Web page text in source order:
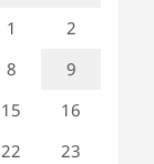
1
2
8
9
15
16
22
23